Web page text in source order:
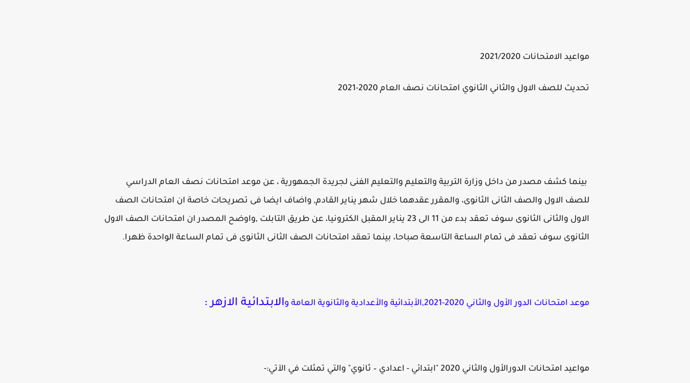
مواعيد الامتحانات 2021/2020
تحديث للصف الاول والثاني الثانوي امتحانات نصف العام 2020-2021
بينما كشف مصدر من داخل وزارة التربية والتعليم والتعليم الفنى لجريدة الجمهورية ، عن موعد امتحانات نصف العام الدراسي
للصف الاول والصف الثانى الثانوى، والمقرر عقدهما خلال شهر يناير القادم, واضاف ايضا فى تصريحات خاصة ان امتحانات الصف
الاول والثانى الثانوى سوف تعقد بدء من 11 الى 23 يناير المقبل الكترونيا، عن طريق التابلت ,واوضح المصدر ان امتحانات الصف الاول
الثانوى سوف تعقد فى تمام الساعة التاسعة صباحا، بينما تعقد امتحانات الصف الثانى الثانوى فى تمام الساعة الواحدة ظهرا.
موعد امتحانات الدور الأول والثاني 2020-2021, الأبتدائية والأعدادية والثانوية العامة والابتدائية الازهر :
مواعيد امتحانات الدورالأول والثاني 2020 "ابتدائي - اعدادي – ثانوي" والتي تمثلت في الآتي:-